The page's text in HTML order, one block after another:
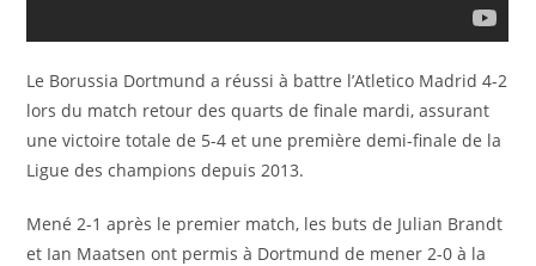
Le Borussia Dortmund a réussi à battre l’Atletico Madrid 4-2
lors du match retour des quarts de finale mardi, assurant
une victoire totale de 5-4 et une première demi-finale de la
Ligue des champions depuis 2013.
Mené 2-1 après le premier match, les buts de Julian Brandt
et Ian Maatsen ont permis à Dortmund de mener 2-0 à la